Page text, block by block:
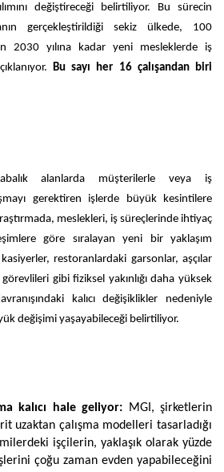
değiştireceği belirtiliyor. Bu sürecin
gerçekleştirildiği sekiz ülkede, 100
2030 yılına kadar yeni mesleklerde iş
Bu sayı her 16 çalışandan biri
alanlarda müşterilerle veya iş
gerektiren işlerde büyük kesintilere
meslekleri, iş süreçlerinde ihtiyaç
göre sıralayan yeni bir yaklaşım
restoranlardaki garsonlar, aşçılar
gibi fiziksel yakınlığı daha yüksek
kalıcı değişiklikler nedeniyle
değişimi yaşayabileceği belirtiliyor.
kalıcı hale geliyor:
MGI, şirketlerin
uzaktan çalışma modelleri tasarladığı
işçilerin, yaklaşık olarak yüzde
çoğu zaman evden yapabileceğini